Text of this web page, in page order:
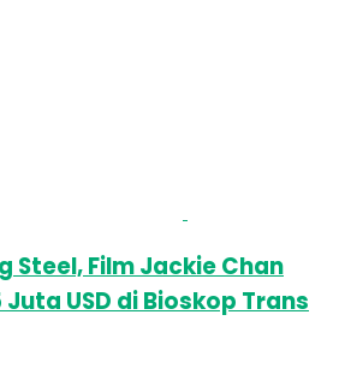
Steel, Film Jackie Chan
USD di Bioskop Trans